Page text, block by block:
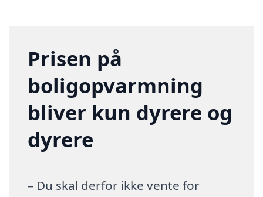
Prisen på
boligopvarmning
bliver kun dyrere og
dyrere
– Du skal derfor ikke vente for